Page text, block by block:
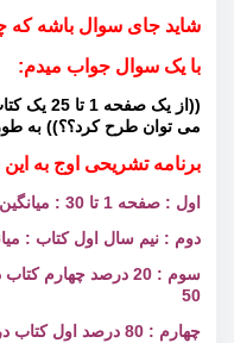
شاید جای سوال باشه که
با یک سوال جواب میدم:
((از یک
می توان طرح کرد؟؟)) به طور
برنامه تشریحی اوج به
اول : صفحه 1 تا 30 : میانگین تعداد سوال 40 الی 50
دوم : نیم سال اول کتاب : میانگین
50
چهارم : 80 درصد اول کتاب درسی : میانگین تعداد سوال 55 الی 60